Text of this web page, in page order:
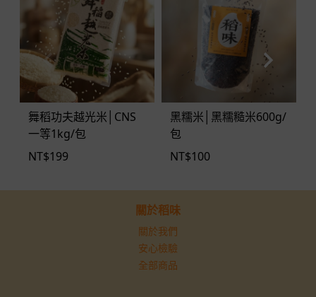
舞稻功夫越光米│CNS
一等1kg/包
NT$199
黑糯米│黑糯糙米600g/
包
NT$100
關於稻味
關於我們
安心檢驗
全部商品